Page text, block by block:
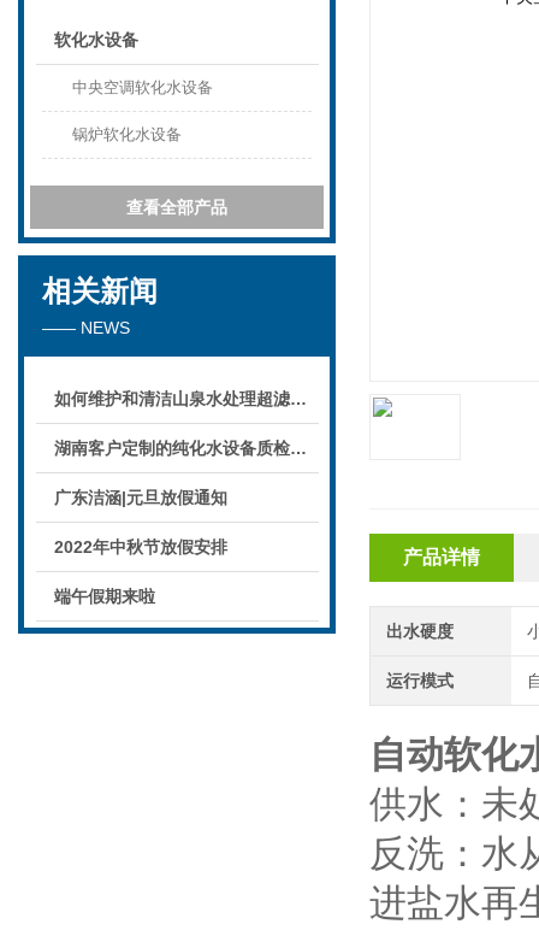
产品详情
出水硬度
运行模式
自动软化
供水：未
反洗：水
进盐水再
软化水设备
中央空调软化水设备
锅炉软化水设备
查看全部产品
相关新闻
—— NEWS
如何维护和清洁山泉水处理超滤系统
湖南客户定制的纯化水设备质检后准备发货！
广东洁涵|元旦放假通知
2022年中秋节放假安排
端午假期来啦